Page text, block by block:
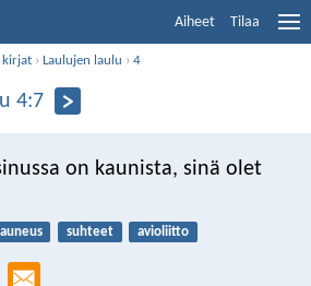
Aiheet Tilaa
kirjat ›Laulujen laulu ›4
4:7
on kaunista, sinä olet
suhteet avioliitto